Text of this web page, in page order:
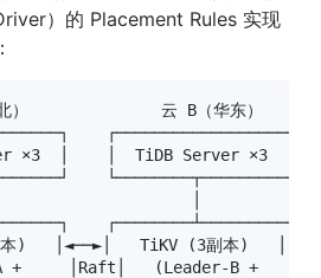
）的 Placement Rules 实现
）              云 B（华东）
┌──────────────────┐
×3  │    │  TiDB Server ×3  │
└────────┬─────────┘
┌────────┴─────────┐
)   │◄──►│   TiKV (3副本)   │
+     │Raft│   (Leader-B +     │